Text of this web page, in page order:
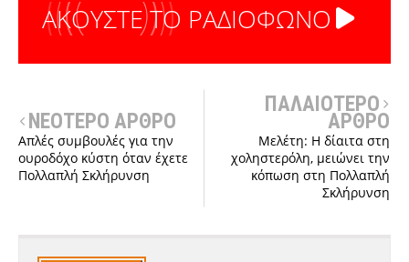
ΑΚΟΥΣΤΕ ΤΟ ΡΑΔΙΟΦΩΝΟ
ΝΕΟΤΕΡΟ ΑΡΘΡΟ
Απλές συμβουλές για την
ουροδόχο κύστη όταν έχετε
Πολλαπλή Σκλήρυνση
ΠΑΛΑΙΟΤΕΡΟ
ΑΡΘΡΟ
Μελέτη: Η δίαιτα στη
χοληστερόλη, μειώνει την
κόπωση στη Πολλαπλή
Σκλήρυνση